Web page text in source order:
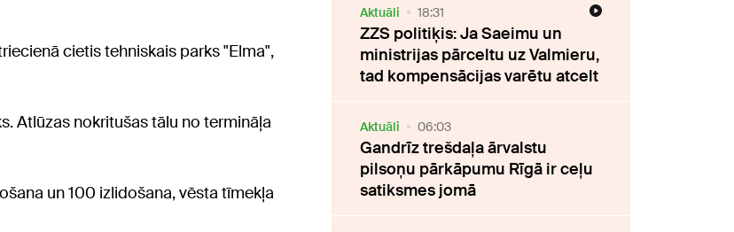
cietis tehniskais parks "Elma",
Atlūzas nokritušas tālu no termināļa
un 100 izlidošana, vēsta tīmekļa
Aktuāli 18:31
ZZS politiķis: Ja Saeimu un
ministrijas pārceltu uz Valmieru,
tad kompensācijas varētu atcelt
Aktuāli 06:03
Gandrīz trešdaļa ārvalstu
pilsoņu pārkāpumu Rīgā ir ceļu
satiksmes jomā